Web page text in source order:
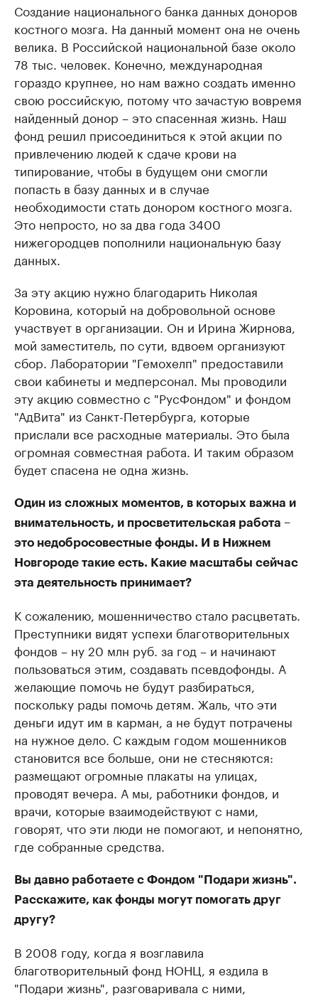
Создание национального банка данных доноров
костного мозга. На данный момент она не очень
велика. В Российской национальной базе около
78 тыс. человек. Конечно, международная
гораздо крупнее, но нам важно создать именно
свою российскую, потому что зачастую вовремя
найденный донор – это спасенная жизнь. Наш
фонд решил присоединиться к этой акции по
привлечению людей к сдаче крови на
типирование, чтобы в будущем они смогли
попасть в базу данных и в случае
необходимости стать донором костного мозга.
Это непросто, но за два года 3400
нижегородцев пополнили национальную базу
данных.
За эту акцию нужно благодарить Николая
Коровина, который на добровольной основе
участвует в организации. Он и Ирина Жирнова,
мой заместитель, по сути, вдвоем организуют
сбор. Лаборатории "Гемохелп" предоставили
свои кабинеты и медперсонал. Мы проводили
эту акцию совместно с "РусФондом" и фондом
"АдВита" из Санкт-Петербурга, которые
прислали все расходные материалы. Это была
огромная совместная работа. И таким образом
будет спасена не одна жизнь.
Один из сложных моментов, в которых важна и
внимательность, и просветительская работа –
это недобросовестные фонды. И в Нижнем
Новгороде такие есть. Какие масштабы сейчас
эта деятельность принимает?
К сожалению, мошенничество стало расцветать.
Преступники видят успехи благотворительных
фондов – ну 20 млн руб. за год – и начинают
пользоваться этим, создавать псевдофонды. А
желающие помочь не будут разбираться,
поскольку рады помочь детям. Жаль, что эти
деньги идут им в карман, а не будут потрачены
на нужное дело. С каждым годом мошенников
становится все больше, они не стесняются:
размещают огромные плакаты на улицах,
проводят вечера. А мы, работники фондов, и
врачи, которые взаимодействуют с нами,
говорят, что эти люди не помогают, и непонятно,
где собранные средства.
Вы давно работаете с Фондом "Подари жизнь".
Расскажите, как фонды могут помогать друг
другу?
В 2008 году, когда я возглавила
благотворительный фонд НОНЦ, я ездила в
"Подари жизнь", разговаривала с ними,